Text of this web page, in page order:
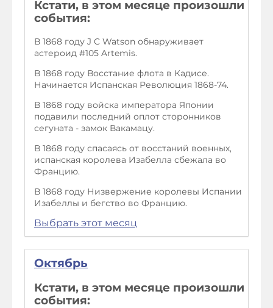
Кстати, в этом месяце произошли
события:
В 1868 году J C Watson обнаруживает
астероид #105 Artemis.
В 1868 году Восстание флота в Кадисе.
Начинается Испанская Революция 1868-74.
В 1868 году войска императора Японии
подавили последний оплот сторонников
сегуната - замок Вакамацу.
В 1868 году спасаясь от восстаний военных,
испанская королева Изабелла сбежала во
Францию.
В 1868 году Низвержение королевы Испании
Изабеллы и бегство во Францию.
Выбрать этот месяц
Октябрь
Кстати, в этом месяце произошли
события: